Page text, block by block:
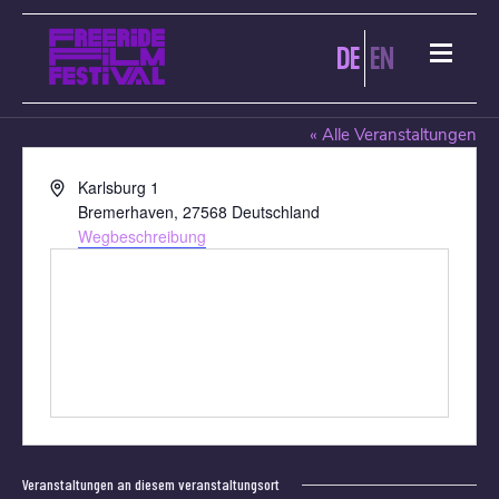
DE EN
CINEMOTION BREMERHAVEN
« Alle Veranstaltungen
AdresseKarlsburg 1
Bremerhaven, 27568 Deutschland
Wegbeschreibung
Veranstaltungen an diesem veranstaltungsort